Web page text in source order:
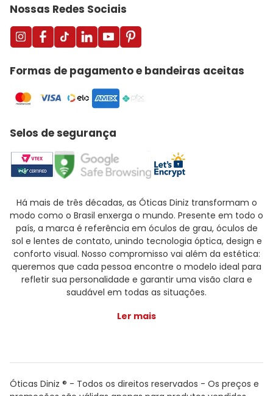
Nossas Redes Sociais
Formas de pagamento e bandeiras aceitas
Selos de segurança
Há mais de três décadas, as Óticas Diniz transformam o
modo como o Brasil enxerga o mundo. Presente em todo o
país, a marca é referência em óculos de grau, óculos de
sol e lentes de contato, unindo tecnologia óptica, design e
conforto visual. Nosso compromisso vai além da estética:
queremos que cada pessoa encontre o modelo ideal para
refletir sua personalidade e garantir uma visão clara e
saudável em todas as situações.
Ler mais
Óticas Diniz ® - Todos os direitos reservados - Os preços e